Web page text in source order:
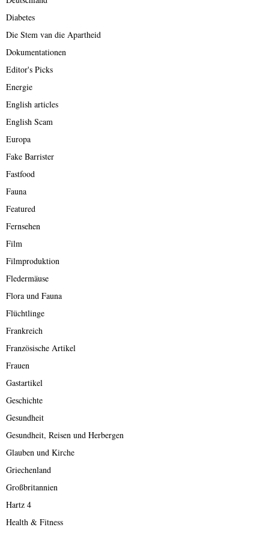
Diabetes
Die Stem van die Apartheid
Dokumentationen
Editor's Picks
Energie
English articles
English Scam
Europa
Fake Barrister
Fastfood
Fauna
Featured
Fernsehen
Film
Filmproduktion
Fledermäuse
Flora und Fauna
Flüchtlinge
Frankreich
Französische Artikel
Frauen
Gastartikel
Geschichte
Gesundheit
Gesundheit, Reisen und Herbergen
Glauben und Kirche
Griechenland
Großbritannien
Hartz 4
Health & Fitness